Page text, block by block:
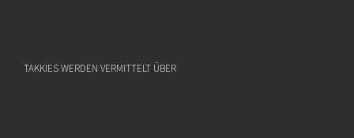
TAKKIES WERDEN VERMITTELT ÜBER